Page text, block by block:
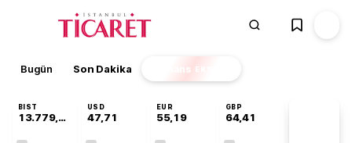
Bugün Son Dakika Finans EKSTRA
BIST
13.779,39
USD
47,71
EUR
55,19
GBP
64,41